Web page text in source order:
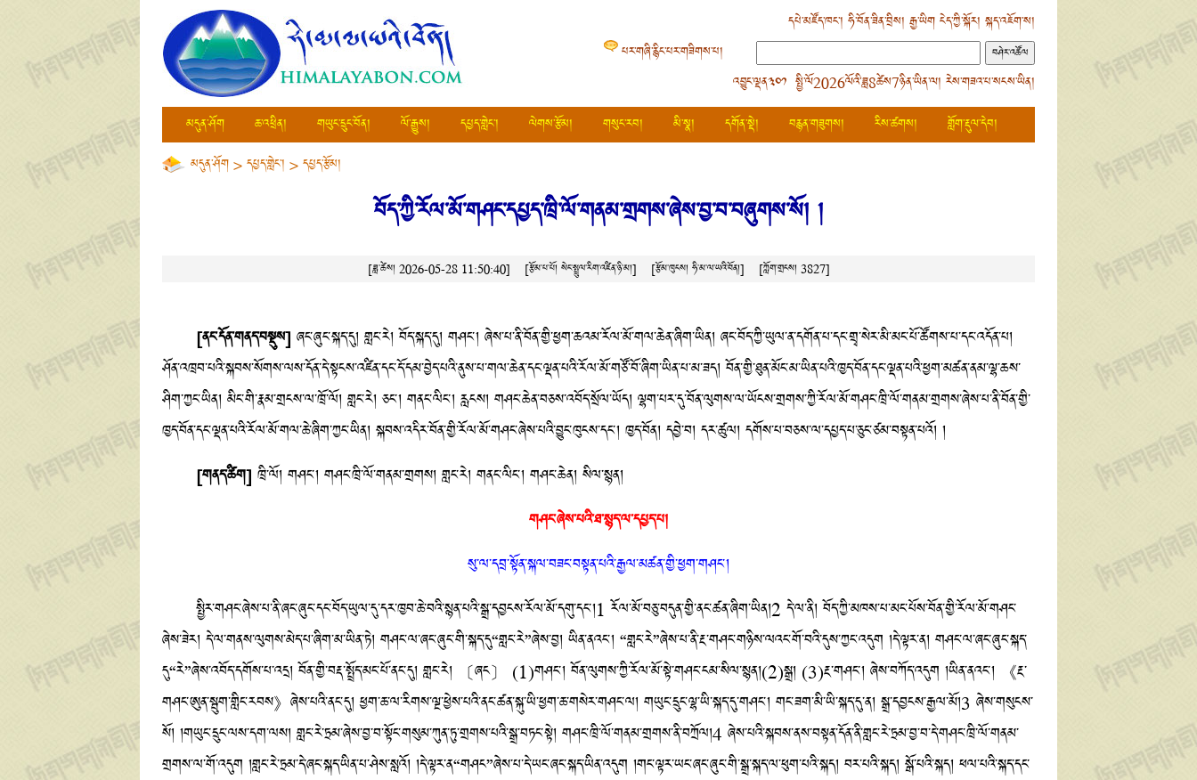
དཔེ་མཛོད་ཁང་། ཧི་བོན་ཟིན་བྲིས། རྒྱ་ཡིགངེད་ཀྱི་སྐོར། སྐད་འཇོག་ས།
པར་གཞི་རྙིང་པར་གཟིགས་པ།
འབྱུང་ལྡན༣༠༡ སྤྱི་ལོ2026ལོའི་ཟླ8ཚེས7ཉིན་ཡིན་ལ། རེས་གཟའ་པ་སངས་ཡིན།
མདུན་ཤོག
ཆ་འཕྲིན། གཡུང་དྲུང་བོན། ལོ་རྒྱུས། དཔྱད་གླེང་། ལེགས་རྩོམ། གསུང་རབ། མི་སྣ། དགོན་སྡེ། བརྙན་གཟུགས། རིས་ཚགས།
གློག་རྡུལ་དེབ།
མདུན་ཤོག>དཔྱད་གླེང་། >དཔྱད་རྩོམ།
བོད་ཀྱི་རོལ་མོ་གཤང་དཔྱད་ཁྲི་ལོ་གནམ་གྲགས་ཞེས་བྱ་བ་བཞུགས་སོ། །
[ཟླ་ཚེས། 2026-05-28 11:50:40] [རྩོམ་པ་པོ། སེང་སྤྲུལ་རིག་འཛིན་ཉི་མ།] [རྩོམ་ཁུངས། ཧི་མ་ལ་ཡའི་བོན།] [ཀློག་གྲངས། 3827]
[ནང་དོན་གནད་བསྡུས] ཞང་ཞུང་སྐད་དུ། གླང་རེ། བོད་སྐད་དུ། གཤང་། ཞེས་པ་ནི་བོན་གྱི་ཕྱག་ཆའམ་རོལ་མོ་གལ་ཆེན་ཞིག་ཡིན། ཞང་བོད་ཀྱི་ཡུལ་ན་དགོན་པ་དང་གྲྭ་སེར་མི་མང་པོ་ཚོགས་པ་དང་འདོན་པ།
ཤོན་འཁྲབ་པའི་སྐབས་སོགས་ལས་དོན་དེ་སྟངས་འཛིན་དང་དོ་དམ་བྱེད་པའི་ནུས་པ་གལ་ཆེན་དང་ལྡན་པའི་རོལ་མོ་གཙོ་བོ་ཞིག་ཡིན་པ་མ་ཟད། བོན་གྱི་ཐུན་མོང་མ་ཡིན་པའི་ཁྱད་བོན་དང་ལྡན་པའི་ཕྱག་མཚན་ནམ་ལྷ་ཆས་
ཤིག་ཀྱང་ཡིན། མིང་གི་རྣམ་གྲངས་ལ་ཁྲོ་ལོ། གླང་རེ། ཅང་། གནང་ལིང་། རླངས། གཤང་ཆེན་བཅས་འབོད་སྲོལ་ཡོད། ལྷག་པར་དུ་བོན་ལུགས་ལ་ཡོངས་གྲགས་ཀྱི་རོལ་མོ་གཤང་ཁྲི་ལོ་གནམ་གྲགས་ཞེས་པ་ནི་བོན་གྱི་
ཁྱད་བོན་དང་ལྡན་པའི་རོལ་མོ་གལ་ཆེ་ཞིག་ཀྱང་ཡིན། སྐབས་འདིར་བོན་གྱི་རོལ་མོ་གཤང་ཞེས་པའི་བྱུང་ཁུངས་དང་། ཁྱད་བོན། དབྱེ་བ། དར་ཚུལ། དགོས་པ་བཅས་ལ་དཔྱད་པ་ཅུང་ཙམ་བསྟན་པའོ། །
[གནད་ཚིག] ཁྲི་ལོ། གཤང་། གཤང་ཁྲི་ལོ་གནམ་གྲགས། གླང་རེ། གནང་ལིང་། གཤང་ཆེན། སིལ་སྙན།
གཤང་ཞེས་པའི་ཐ་སྙད་ལ་དཔྱད་པ།
སུ་ལ་དབྲ་སྟོན་སྐལ་བཟང་བསྟན་པའི་རྒྱལ་མཚན་གྱི་ཕྱག་གཤང་།
སྤྱིར་གཤང་ཞེས་པ་ནི་ཞང་ཞུང་དང་བོད་ཡུལ་དུ་དར་ཁྱབ་ཆེ་བའི་སྙན་པའི་སྒྲ་དབྱངས་རོལ་མོ་དགུ་དང་།1 རོལ་མོ་བཅུ་བདུན་གྱི་ནང་ཚན་ཞིག་ཡིན།2 དེ་ལ་ནི། བོད་ཀྱི་མཁས་པ་མང་པོས་བོན་གྱི་རོལ་མོ་གཤང་
ཞེས་ཟེར། དེ་ལ་གནས་ལུགས་མེད་པ་ཞིག་མ་ཡིན་ཏེ། གཤང་ལ་ཞང་ཞུང་གི་སྐད་དུ“གླང་རེ”ཞེས་བྱ། ཡིན་ནའང་། “གླང་རེ”ཞེས་པ་ནི་རྔ་གཤང་གཉིས་ལའང་གོ་བའི་དུས་ཀྱང་འདུག །དེ་ལྟར་ན། གཤང་ལ་ཞང་ཞུང་སྐད་
དུ“རེ”ཞེས་འབོད་དགོས་པ་འདྲ། བོན་གྱི་བརྡ་སྤྲོད་མང་པོ་ནང་དུ། གླང་རེ། 〔ཞང〕 (1)གཤང་། བོན་ལུགས་ཀྱི་རོལ་མོ་སྟེ་གཤང་ངམ་སིལ་སྙན།(2)སྒྲ། (3)རྔ་གཤང་། ཞེས་བཀོད་འདུག །ཡིན་ནའང་། 《རྔ་
གཤང་ཨུན་སྦུག་གླིང་རབས》ཞེས་པའི་ནང་དུ། ཕྱག་ཆ་ལ་རིགས་ལྔ་ཕྱེས་པའི་ནང་ཚན་སྐུ་ཡི་ཕྱག་ཆ་གསེར་གཤང་ལ། གཡུང་དྲུང་ལྷ་ཡི་སྐད་དུ་གཤང་། གང་ཟག་མི་ཡི་སྐད་དུ་ན། སྒྲ་དབྱངས་རྒྱལ་མོ།3 ཞེས་གསུངས་
སོ། །གཡུང་དྲུང་ལས་དག་ལས། གླང་རེ་ཏྲམ་ཞེས་བྱ་བ་སྟོང་གསུམ་ཀུན་ཏུ་གྲགས་པའི་སྒྲ་བཏང་སྟེ། གཤང་ཁྲི་ལོ་གནམ་གྲགས་ནི་བཀྲོལ།4 ཞེས་པའི་སྐབས་ནས་བསྟན་དོན་ནི་གླང་རེ་ཏྲམ་བྱ་བ་དེ་གཤང་ཁྲི་ལོ་གནམ་
གྲགས་ལ་གོ་འདུག །གླང་རེ་ཏྲམ་དེ་ཞང་སྐད་ཡིན་པ་ཤེས་སླའོ། །དེ་ལྟར་ན“གཤང”ཞེས་པ་དེ་ཡང་ཞང་སྐད་ཡིན་འདུག །གང་ལྟར་ཡང་ཞང་ཞུང་གི་སྒྲ་སྐད་ལ་ཕུག་པའི་སྐད། བར་པའི་སྐད། སྒོ་པའི་སྐད། ཕལ་པའི་སྐད་དང་